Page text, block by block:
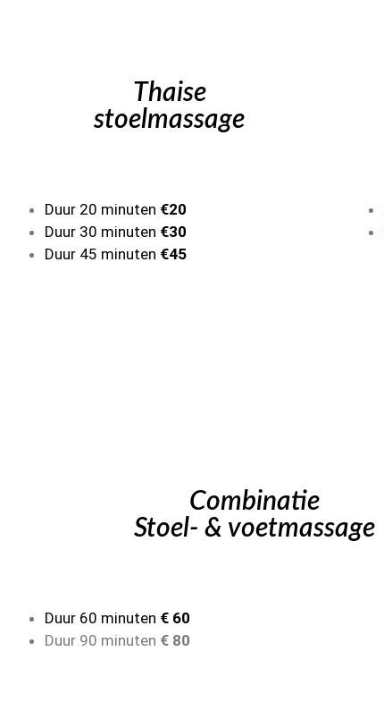
Thaise
stoelmassage
Duur 20 minuten €20
Duur 30 minuten €30
Duur 45 minuten €45
Combinatie
Stoel- & voetmassage
Duur 60 minuten € 60
Duur 90 minuten € 80